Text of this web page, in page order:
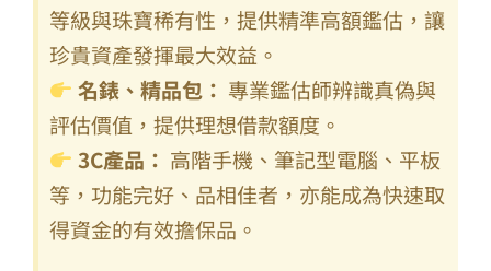
等級與珠寶稀有性，提供精準高額鑑估，讓
珍貴資產發揮最大效益。
名錶、精品包： 專業鑑估師辨識真偽與
評估價值，提供理想借款額度。
3C產品： 高階手機、筆記型電腦、平板
等，功能完好、品相佳者，亦能成為快速取
得資金的有效擔保品。